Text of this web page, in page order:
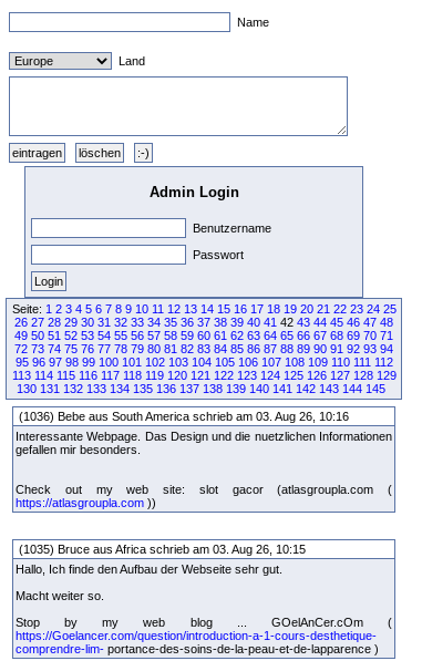
Name
Land
Admin Login
Benutzername
Passwort
Seite: 1 2 3 4 5 6 7 8 9 10 11 12 13 14 15 16 17 18 19 20 21 22 23 24 25
26 27 28 29 30 31 32 33 34 35 36 37 38 39 40 41 42 43 44 45 46 47 48
49 50 51 52 53 54 55 56 57 58 59 60 61 62 63 64 65 66 67 68 69 70 71
72 73 74 75 76 77 78 79 80 81 82 83 84 85 86 87 88 89 90 91 92 93 94
95 96 97 98 99 100 101 102 103 104 105 106 107 108 109 110 111 112
113 114 115 116 117 118 119 120 121 122 123 124 125 126 127 128 129
130 131 132 133 134 135 136 137 138 139 140 141 142 143 144 145
(1036) Bebe aus South America schrieb am 03. Aug 26, 10:16
Interessante Webpage. Das Design und die nuetzlichen Informationen
gefallen mir besonders.
Check out my web site: slot gacor (atlasgroupla.com (
https://atlasgroupla.com ))
(1035) Bruce aus Africa schrieb am 03. Aug 26, 10:15
Hallo, Ich finde den Aufbau der Webseite sehr gut.
Macht weiter so.
Stop by my web blog ... GOelAnCer.cOm (
https://Goelancer.com/question/introduction-a-1-cours-desthetique-
comprendre-lim- portance-des-soins-de-la-peau-et-de-lapparence )